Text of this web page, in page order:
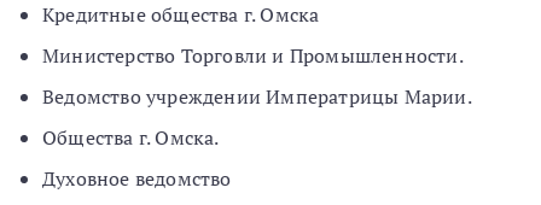
Кредитные общества г. Омска
Министерство Торговли и Промышленности.
Ведомство учреждении Императрицы Марии.
Общества г. Омска.
Духовное ведомство